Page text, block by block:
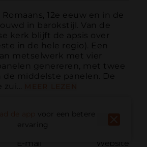
12e eeuw en in de
in barokstijl. Van de
kerk blijft de apsis over
in de hele regio). Een
metselwerk met vier
genereren, met twee
de middelste panelen. De
E-mail Website
voor een betere
ervaring